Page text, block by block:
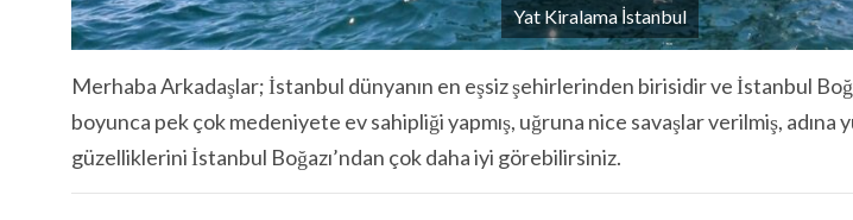
Yat Kiralama İstanbul
Merhaba Arkadaşlar; İstanbul dünyanın en eşsiz şehirlerinden birisidir ve İstanbul
boyunca pek çok medeniyete ev sahipliği yapmış, uğruna nice savaşlar verilmiş, adına
güzelliklerini İstanbul Boğazı’ndan çok daha iyi görebilirsiniz.